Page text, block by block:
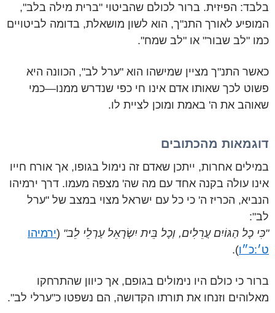
בלבד: הפיזית. ברור לכולם שהביטוי "ברית מילה בלב",
המופיע לאורך התנ"ך, הוא לשון מושאלת, בדומה לביטויים
כמו "לב שבור" או "לב שמח".
כאשר התנ"ך מציין שמישהו הוא "ערל לב", הכוונה היא
פשוט לכך שאותו אדם אינו חי כפי שנדרש ממנו—כמי
שאוהב את ה' באמת ומוכן לציית לו.
דוגמאות מהכתובים
במילים אחרות, ייתכן שאדם זה נימול בגופו, אך אורח חייו
אינו עולה בקנה אחד עם מה שה' מצפה מעמו. דרך ירמיהו
הנביא, הכריז ה' כי כל עם ישראל מצוי במצב של "ערל
לב":
"כִּי כָל הַגּוֹיִם עֲרֵלִים, וְכָל בֵּית יִשְׂרָאֵל עַרְלֵי לֵב" (ירמיהו
ט׳:כ״ו).
ברור כי כולם היו נימולים בגופם, אך כיוון שהתרחקו
מאלוהים וזנחו את תורתו הקדושה, הם נשפטו כ"ערלי לב".